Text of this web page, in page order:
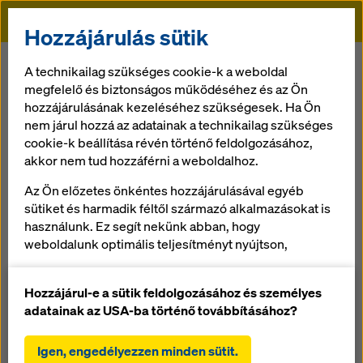
Doka
Referenciák
VOST értékesítési-
és pénzügyi
központ
Ausztria
A konszern nagymértékű bővülése miatt szükségessé vált
Hozzájárulás sütik
A technikailag szükséges cookie-k a weboldal
megfelelő és biztonságos működéséhez és az Ön
hozzájárulásának kezeléséhez szükségesek. Ha Ön
nem járul hozzá az adatainak a technikailag szükséges
cookie-k beállítása révén történő feldolgozásához,
akkor nem tud hozzáférni a weboldalhoz.
Az Ön előzetes önkéntes hozzájárulásával egyéb
sütiket és harmadik féltől származó alkalmazásokat is
használunk. Ez segít nekünk abban, hogy
weboldalunk optimális teljesítményt nyújtson,
a weboldalunk funkcionalitásának folyamatos
javítása (funkcionális és statisztikai sütik),
folyamat zökkenőmentes lebonyolításának
Hozzájárul-e a sütik feldolgozásához és személyes
adatainak az USA-ba történő továbbításához?
Igen, engedélyezzen minden sütit.